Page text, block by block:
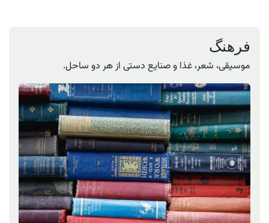
فرهنگ
موسیقی، شعر، غذا و صنایع دستی از هر دو ساحل.